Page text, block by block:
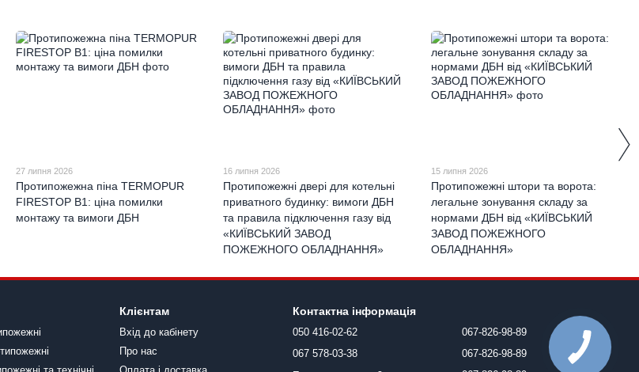
27 липня 2026
Протипожежна піна TERMOPUR
FIRESTOP B1: ціна помилки
монтажу та вимоги ДБН
16 липня 2026
Протипожежні двері для котельні
приватного будинку: вимоги ДБН
та правила підключення газу від
«КИЇВСЬКИЙ ЗАВОД
ПОЖЕЖНОГО ОБЛАДНАННЯ»
15 липня 2026
Протипожежні штори та ворота:
легальне зонування складу за
нормами ДБН від «КИЇВСЬКИЙ
ЗАВОД ПОЖЕЖНОГО
ОБЛАДНАННЯ»
Клієнтам
Вхід до кабінету
Про нас
Контактна інформація
050 416-02-62
067 578-03-38
067-826-98-89
067-826-98-89